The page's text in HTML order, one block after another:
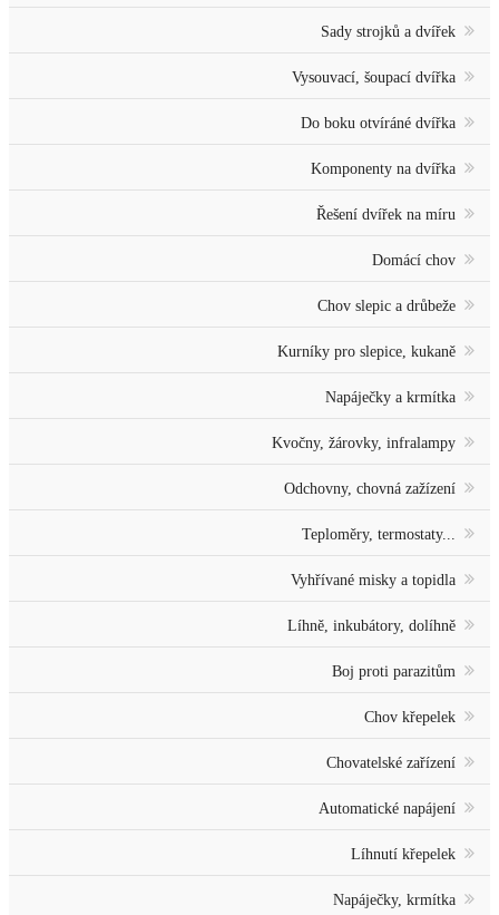
Sady strojků a dvířek
Vysouvací, šoupací dvířka
Do boku otvíráné dvířka
Komponenty na dvířka
Řešení dvířek na míru
Domácí chov
Chov slepic a drůbeže
Kurníky pro slepice, kukaně
Napáječky a krmítka
Kvočny, žárovky, infralampy
Odchovny, chovná zažízení
Teploměry, termostaty...
Vyhřívané misky a topidla
Líhně, inkubátory, dolíhně
Boj proti parazitům
Chov křepelek
Chovatelské zařízení
Automatické napájení
Líhnutí křepelek
Napáječky, krmítka